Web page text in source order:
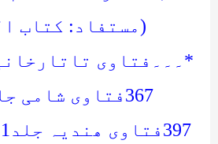
(مستفاد: کتاب
397فتاوی ھندیہ جلد1صفحہ 417۔*۔